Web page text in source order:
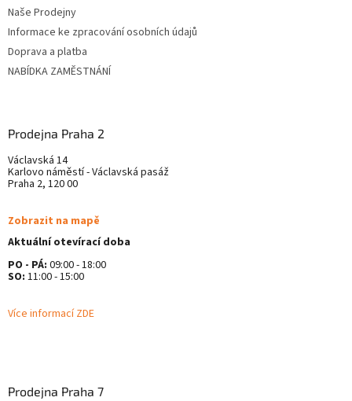
Naše Prodejny
Informace ke zpracování osobních údajů
Doprava a platba
NABÍDKA ZAMĚSTNÁNÍ
Prodejna Praha 2
Václavská 14
Karlovo náměstí - Václavská pasáž
Praha 2, 120 00
Zobrazit na mapě
Aktuální otevírací doba
PO - PÁ: 09:00 - 18:00
SO: 11:00 - 15:00
Více informací ZDE
Prodejna Praha 7